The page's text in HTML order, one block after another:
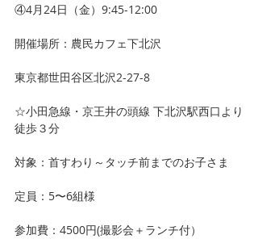
④4月24日（金）9:45-12:00
開催場所：農民カフェ下北沢
東京都世田谷区北沢2-27-8
☆小田急線・京王井の頭線 下北沢駅西口より
徒歩３分
対象：首すわり～タッチ前までのお子さま
定員：5〜6組様
参加費：4500円(撮影会＋ランチ付）